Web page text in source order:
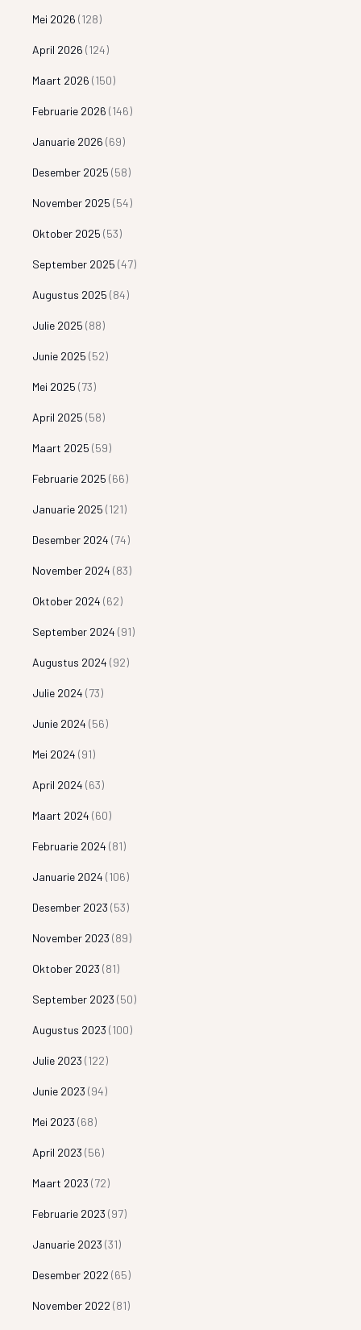
Mei 2026 (128)
April 2026 (124)
Maart 2026 (150)
Februarie 2026 (146)
Januarie 2026 (69)
Desember 2025 (58)
November 2025 (54)
Oktober 2025 (53)
September 2025 (47)
Augustus 2025 (84)
Julie 2025 (88)
Junie 2025 (52)
Mei 2025 (73)
April 2025 (58)
Maart 2025 (59)
Februarie 2025 (66)
Januarie 2025 (121)
Desember 2024 (74)
November 2024 (83)
Oktober 2024 (62)
September 2024 (91)
Augustus 2024 (92)
Julie 2024 (73)
Junie 2024 (56)
Mei 2024 (91)
April 2024 (63)
Maart 2024 (60)
Februarie 2024 (81)
Januarie 2024 (106)
Desember 2023 (53)
November 2023 (89)
Oktober 2023 (81)
September 2023 (50)
Augustus 2023 (100)
Julie 2023 (122)
Junie 2023 (94)
Mei 2023 (68)
April 2023 (56)
Maart 2023 (72)
Februarie 2023 (97)
Januarie 2023 (31)
Desember 2022 (65)
November 2022 (81)